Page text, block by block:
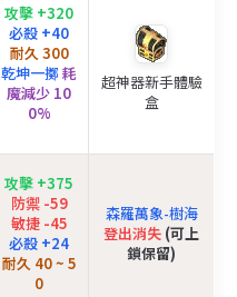
攻擊 +320
必殺 +40
耐久 300
乾坤一擲 耗
魔減少 10
0%
超神器新手體驗
盒
攻擊 +375
防禦 -59
敏捷 -45
必殺 +24
耐久 40 ~ 5
0
森羅萬象-樹海
登出消失 (可上
鎖保留)